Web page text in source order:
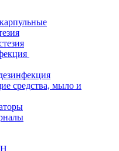
средства, мыло и